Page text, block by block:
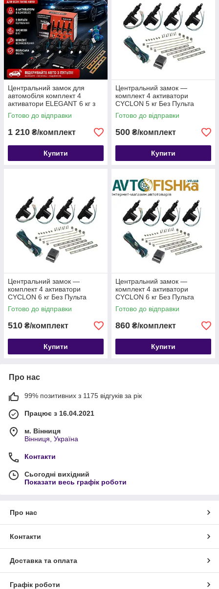
Центральний замок для
автомобіля комплект 4
активатори ELEGANT 6 кг з
Пультом Elegant Poland
Готово до відправки
1 210 ₴/комплект
Купити
Центральний замок —
комплект 4 активатори
CYCLON 5 кг Без Пульта
Готово до відправки
500 ₴/комплект
Купити
Центральний замок —
комплект 4 активатори
CYCLON 6 кг Без Пульта
Готово до відправки
510 ₴/комплект
Купити
Центральний замок —
комплект 4 активатори
CYCLON 6 кг Без Пульта
посилений
Готово до відправки
860 ₴/комплект
Купити
Про нас
99% позитивних з 1175 відгуків за рік
Працює з 16.04.2021
м. Вінниця
Вінниця, Україна
Контакти
Сьогодні вихідний
Показати весь графік роботи
Про нас
Контакти
Доставка та оплата
Графік роботи